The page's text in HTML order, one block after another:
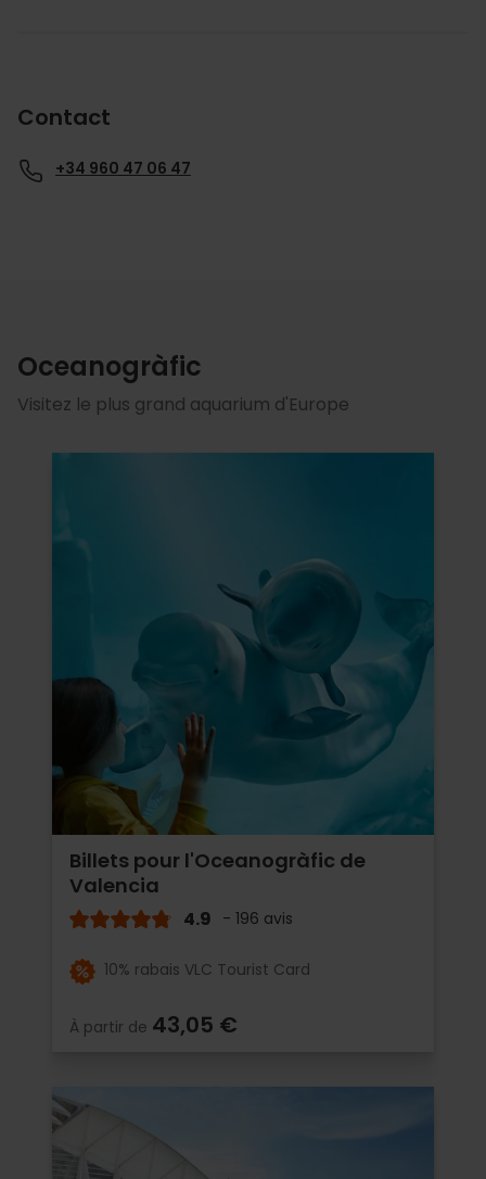
Contact
+34 960 47 06 47
Oceanogràfic
Visitez le plus grand aquarium d'Europe
Billets pour l'Oceanogràfic de
Valencia
4.9 - 196 avis
10% rabais VLC Tourist Card
À partir de 43,05 €